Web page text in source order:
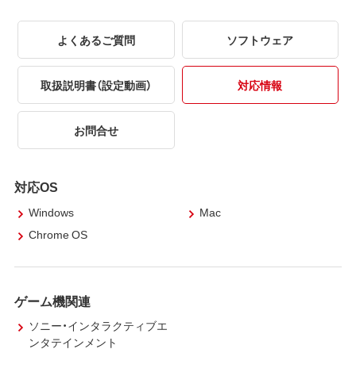
よくあるご質問 ソフトウェア
取扱説明書（設定動画） 対応情報
お問合せ
対応OS
Windows
Mac
Chrome OS
ゲーム機関連
ソニー・インタラクティブエ
ンタテインメント